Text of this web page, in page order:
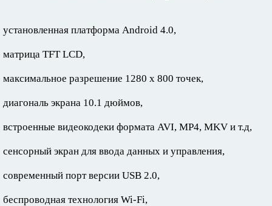
установленная платформа Android 4.0,
матрица TFT LCD,
максимальное разрешение 1280 x 800 точек,
диагональ экрана 10.1 дюймов,
встроенные видеокодеки формата AVI, MP4, MKV и т.д,
сенсорный экран для ввода данных и управления,
современный порт версии USB 2.0,
беспроводная технология Wi-Fi,